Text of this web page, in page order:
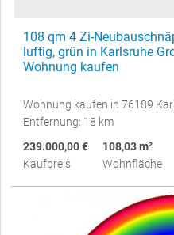
108 qm 4 Zi-
luftig, grün in Karlsruhe
Wohnung kaufen
Wohnung kaufen in 76189
Entfernung: 18 km
239.000,00 €
Kaufpreis
108,03 m²
Wohnfläche